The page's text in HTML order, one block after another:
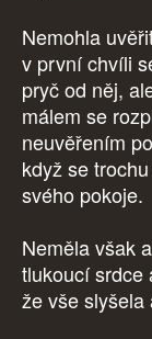
Nemohla
v první chvíli
pryč od něj,
málem se
neuvěřením
když se
svého pokoje.
Neměla však
tlukoucí srdce
že vše slyšela